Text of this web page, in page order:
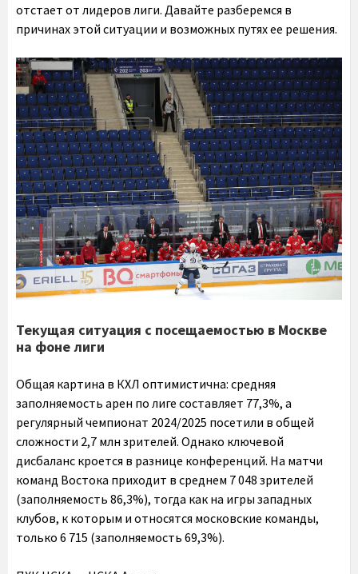
отстает от лидеров лиги. Давайте разберемся в
причинах этой ситуации и возможных путях ее решения.
Текущая ситуация с посещаемостью в Москве
на фоне лиги
Общая картина в КХЛ оптимистична: средняя
заполняемость арен по лиге составляет 77,3%, а
регулярный чемпионат 2024/2025 посетили в общей
сложности 2,7 млн зрителей. Однако ключевой
дисбаланс кроется в разнице конференций. На матчи
команд Востока приходит в среднем 7 048 зрителей
(заполняемость 86,3%), тогда как на игры западных
клубов, к которым и относятся московские команды,
только 6 715 (заполняемость 69,3%).